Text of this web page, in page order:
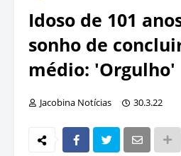
Idoso de 101
sonho de
médio: 'Orgulho'
Jacobina Notícias 30.3.22